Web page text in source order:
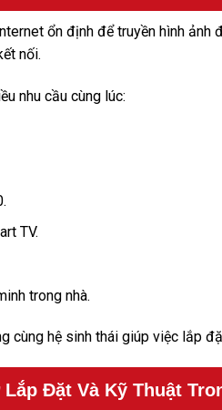
ổn định để truyền hình ảnh
nối.
nhu cầu cùng lúc:
TV.
trong nhà.
cùng hệ sinh thái giúp việc lắp
Đặt Và Kỹ Thuật